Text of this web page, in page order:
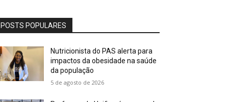
POSTS POPULARES
Nutricionista do PAS alerta para
impactos da obesidade na saúde
da população
5 de agosto de 2026